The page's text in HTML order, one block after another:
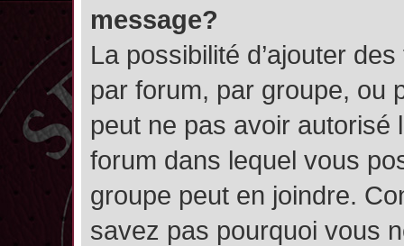
message?
La possibilité d’ajouter
par forum, par groupe, ou
peut ne pas avoir autorisé
forum dans lequel vous
groupe peut en joindre.
savez pas pourquoi vous